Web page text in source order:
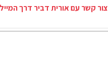
צור קשר עם אורית דביר דרך